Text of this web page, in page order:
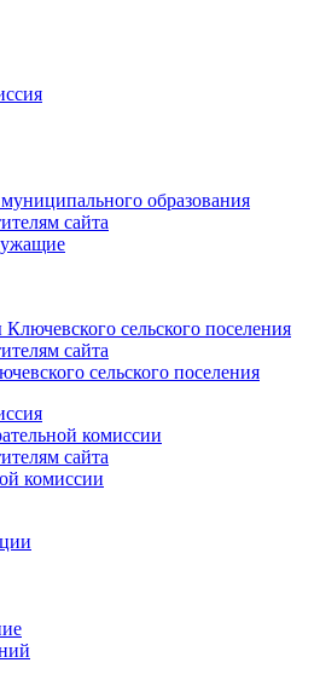
образования
сайта
сельского поселения
сайта
сельского поселения
комиссии
сайта
комиссии